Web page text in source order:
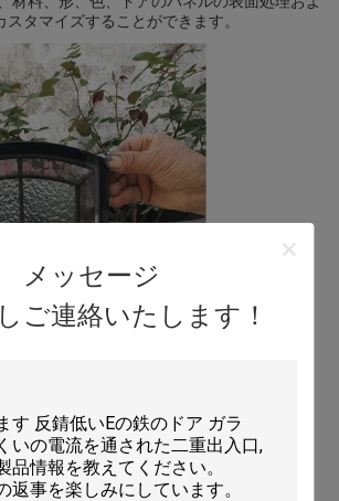
メッセージ
ご連絡いたします！
タマイズすることができます。